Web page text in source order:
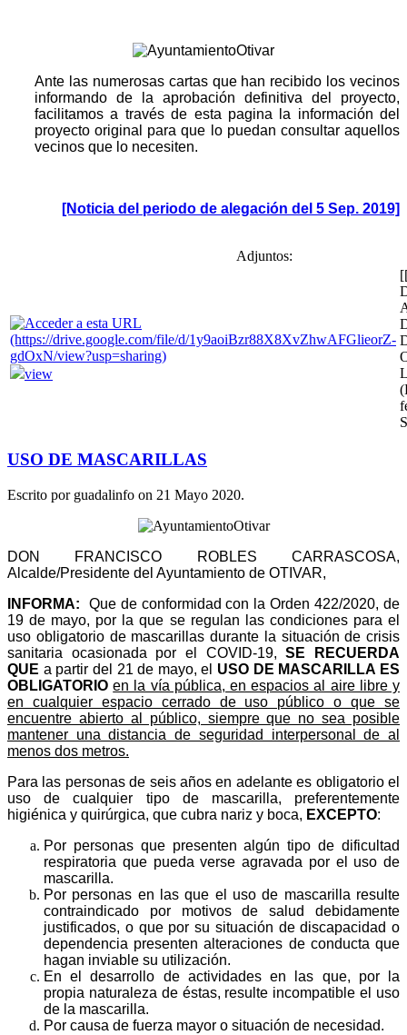
Ante las numerosas cartas que han recibido los vecinos
informando de la aprobación definitiva del proyecto,
facilitamos a través de esta pagina la información del
proyecto original para que lo puedan consultar aquellos
vecinos que lo necesiten.
[Noticia del periodo de alegación del 5 Sep. 2019]
Adjuntos:
view
USO DE MASCARILLAS
Escrito por guadalinfo on 21 Mayo 2020.
DON FRANCISCO ROBLES CARRASCOSA,
Alcalde/Presidente del Ayuntamiento de OTIVAR,
INFORMA: Que de conformidad con la Orden 422/2020, de
19 de mayo, por la que se regulan las condiciones para el
uso obligatorio de mascarillas durante la situación de crisis
sanitaria ocasionada por el COVID-19,SE RECUERDA
QUE a partir del 21 de mayo, el USO DE MASCARILLA ES
OBLIGATORIO en la vía pública, en espacios al aire libre y
en cualquier espacio cerrado de uso público o que se
encuentre abierto al público, siempre que no sea posible
mantener una distancia de seguridad interpersonal de al
menos dos metros.
Para las personas de seis años en adelante es obligatorio el
uso de cualquier tipo de mascarilla, preferentemente
higiénica y quirúrgica, que cubra nariz y boca, EXCEPTO:
Por personas que presenten algún tipo de dificultad
respiratoria que pueda verse agravada por el uso de
mascarilla.
Por personas en las que el uso de mascarilla resulte
contraindicado por motivos de salud debidamente
justificados, o que por su situación de discapacidad o
dependencia presenten alteraciones de conducta que
hagan inviable su utilización.
En el desarrollo de actividades en las que, por la
propia naturaleza de éstas, resulte incompatible el uso
de la mascarilla.
Por causa de fuerza mayor o situación de necesidad.